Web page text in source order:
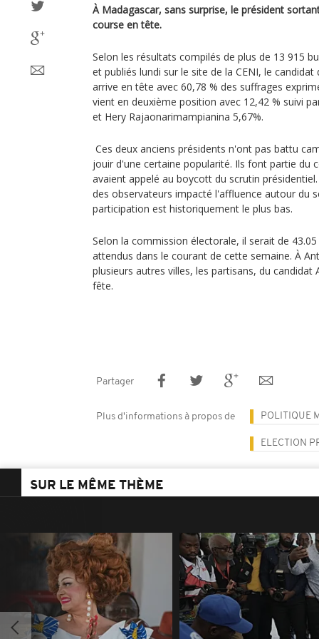
À Madagascar, sans surprise, le président
course en tête.
Selon les résultats compilés de plus de 13 915
et publiés lundi sur le site de la CENI, le
arrive en tête avec 60,78 % des suffrages
vient en deuxième position avec 12,42 % suivi
et Hery Rajaonarimampianina 5,67%.
Ces deux anciens présidents n'ont pas battu
jouir d'une certaine popularité. Ils font partie du
avaient appelé au boycott du scrutin
des observateurs impacté l'affluence autour du
participation est historiquement le plus bas.
Selon la commission électorale, il serait de
attendus dans le courant de cette semaine. À
plusieurs autres villes, les partisans, du candidat
fête.
Partager
Plus d'informations à propos de POLITIQUE
ELECTION
SUR LE MÊME THÈME